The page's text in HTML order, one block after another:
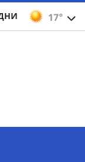
17°